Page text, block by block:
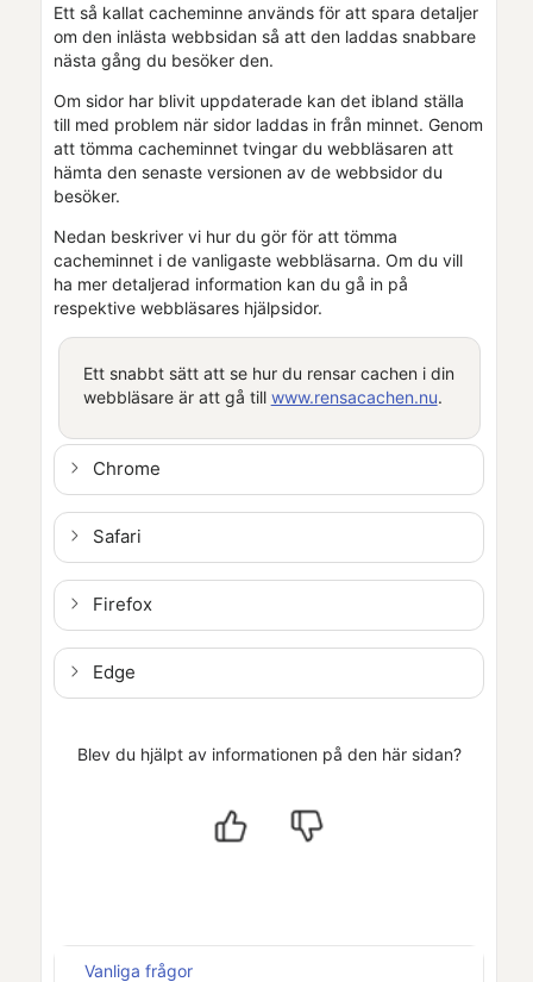
Ett så kallat cacheminne används för att spara detaljer
om den inlästa webbsidan så att den laddas snabbare
nästa gång du besöker den.
Om sidor har blivit uppdaterade kan det ibland ställa
till med problem när sidor laddas in från minnet. Genom
att tömma cacheminnet tvingar du webbläsaren att
hämta den senaste versionen av de webbsidor du
besöker.
Nedan beskriver vi hur du gör för att tömma
cacheminnet i de vanligaste webbläsarna. Om du vill
ha mer detaljerad information kan du gå in på
respektive webbläsares hjälpsidor.
Ett snabbt sätt att se hur du rensar cachen i din
webbläsare är att gå till www.rensacachen.nu.
Chrome
Safari
Firefox
Edge
Blev du hjälpt av informationen på den här sidan?
Vanliga frågor